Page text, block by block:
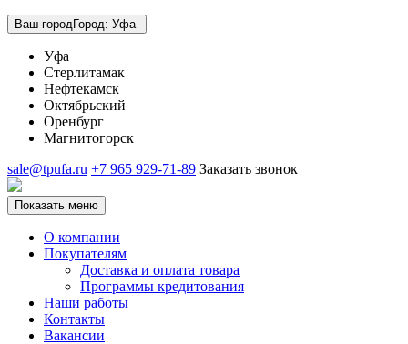
Ваш городГород: Уфа
Уфа
Стерлитамак
Нефтекамск
Октябрьский
Оренбург
Магнитогорск
sale@tpufa.ru +7 965 929-71-89 Заказать звонок
Показать меню
О компании
Покупателям
Доставка и оплата товара
Программы кредитования
Наши работы
Контакты
Вакансии